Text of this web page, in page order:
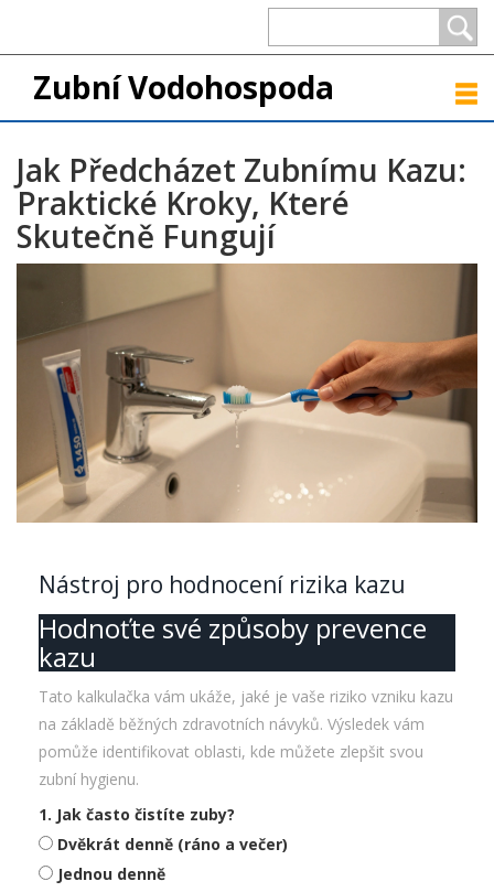
Zubní Vodohospoda
Jak Předcházet Zubnímu Kazu:
Praktické Kroky, Které
Skutečně Fungují
Nástroj pro hodnocení rizika kazu
Hodnoťte své způsoby prevence
kazu
Tato kalkulačka vám ukáže, jaké je vaše riziko vzniku kazu
na základě běžných zdravotních návyků. Výsledek vám
pomůže identifikovat oblasti, kde můžete zlepšit svou
zubní hygienu.
1. Jak často čistíte zuby?
Dvěkrát denně (ráno a večer)
Jednou denně